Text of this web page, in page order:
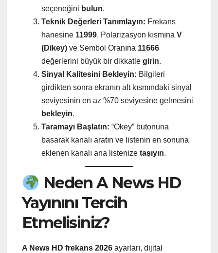
seçeneğini bulun.
Teknik Değerleri Tanımlayın: Frekans
hanesine 11999, Polarizasyon kısmına V
(Dikey) ve Sembol Oranına 11666
değerlerini büyük bir dikkatle girin.
Sinyal Kalitesini Bekleyin: Bilgileri
girdikten sonra ekranın alt kısmındaki sinyal
seviyesinin en az %70 seviyesine gelmesini
bekleyin.
Taramayı Başlatın: “Okey” butonuna
basarak kanalı aratın ve listenin en sonuna
eklenen kanalı ana listenize taşıyın.
Neden A News HD
Yayınını Tercih
Etmelisiniz?
A News HD frekans 2026 ayarları, dijital